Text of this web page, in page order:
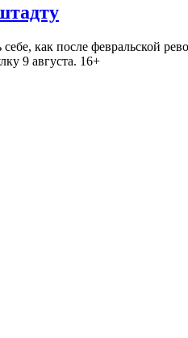
как после февральской
9 августа. 16+